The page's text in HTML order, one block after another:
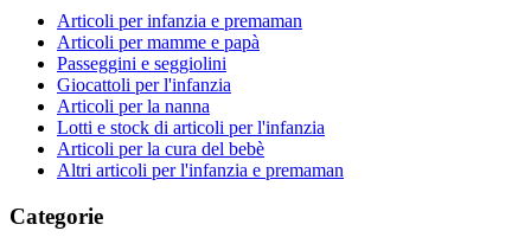
Articoli per infanzia e premaman
Articoli per mamme e papà
Passeggini e seggiolini
Giocattoli per l'infanzia
Articoli per la nanna
Lotti e stock di articoli per l'infanzia
Articoli per la cura del bebè
Altri articoli per l'infanzia e premaman
Categorie